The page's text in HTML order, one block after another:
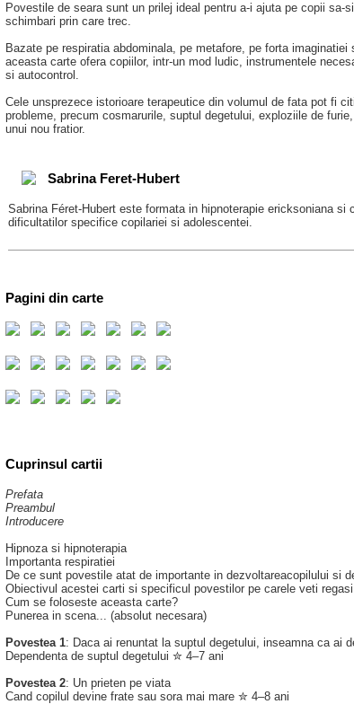
Povestile de seara sunt un prilej ideal pentru a-i ajuta pe copii
schimbari prin care trec.
Bazate pe respiratia abdominala, pe metafore, pe forta
aceasta carte ofera copiilor, intr-un mod ludic, instrumentele
si autocontrol.
Cele unsprezece istorioare terapeutice din volumul de fata pot fi
probleme, precum cosmarurile, suptul degetului, exploziile de
unui nou fratior.
Sabrina Feret-Hubert
Sabrina Féret-Hubert este formata in hipnoterapie ericksoniana
dificultatilor specifice copilariei si adolescentei.
Pagini din carte
Cuprinsul cartii
Prefata
Preambul
Introducere
Hipnoza si hipnoterapia
Importanta respiratiei
De ce sunt povestile atat de importante in dezvoltareacopilului si
Obiectivul acestei carti si specificul povestilor pe carele veti
Cum se foloseste aceasta carte?
Punerea in scena... (absolut necesara)
Povestea 1: Daca ai renuntat la suptul degetului, inseamna ca ai
Dependenta de suptul degetului ✮ 4–7 ani
Povestea 2: Un prieten pe viata
Cand copilul devine frate sau sora mai mare ✮ 4–8 ani